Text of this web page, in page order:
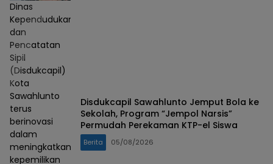
Dinas
Kependudukan
dan
Pencatatan
Sipil
(Disdukcapil)
Kota
Sawahlunto
terus
berinovasi
dalam
meningkatkan
kepemilikan
Disdukcapil Sawahlunto Jemput Bola ke
Sekolah, Program “Jempol Narsis”
Permudah Perekaman KTP-el Siswa
Berita 05/08/2026